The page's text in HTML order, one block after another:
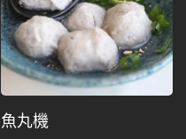
魚丸機